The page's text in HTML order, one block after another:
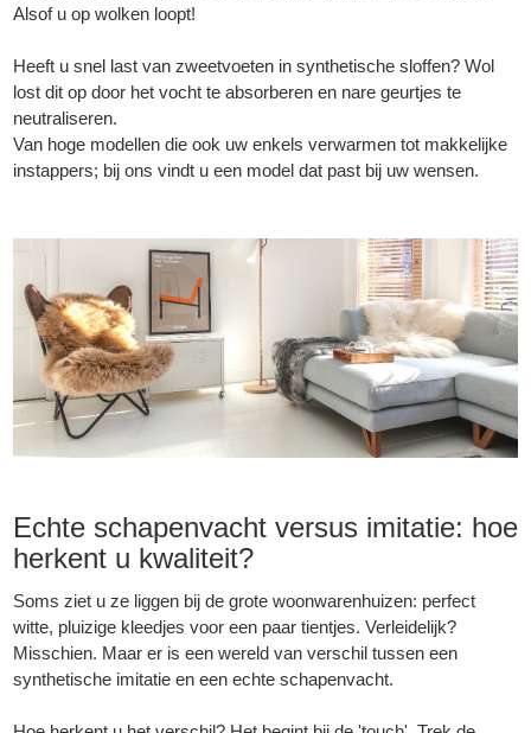
Alsof u op wolken loopt!
Heeft u snel last van zweetvoeten in synthetische sloffen? Wol
lost dit op door het vocht te absorberen en nare geurtjes te
neutraliseren.
Van hoge modellen die ook uw enkels verwarmen tot makkelijke
instappers; bij ons vindt u een model dat past bij uw wensen.
Echte schapenvacht versus imitatie: hoe
herkent u kwaliteit?
Soms ziet u ze liggen bij de grote woonwarenhuizen: perfect
witte, pluizige kleedjes voor een paar tientjes. Verleidelijk?
Misschien. Maar er is een wereld van verschil tussen een
synthetische imitatie en een echte schapenvacht.